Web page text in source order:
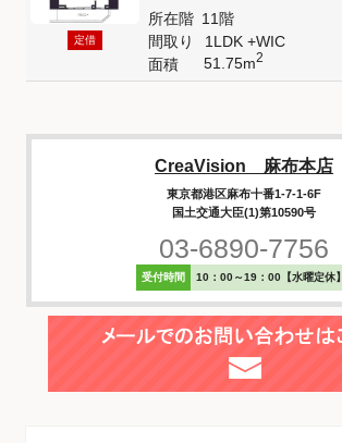
定借
所在階 11階
間取り
1LDK +WIC
面積
51.75m2
CreaVision 麻布本店
東京都港区麻布十番1-7-1-6F
国土交通大臣(1)第10590号
03-6890-7756
受付時間 10：00～19：00【水曜定休】